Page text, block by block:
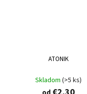
ATONIK
Skladom (>5 ks)